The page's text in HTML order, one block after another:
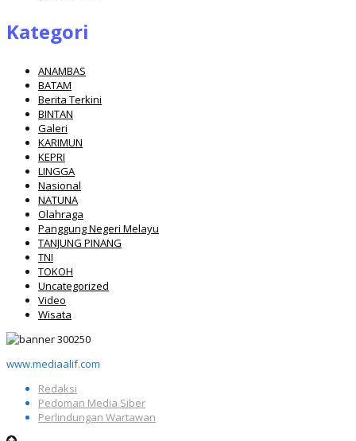
Kategori
ANAMBAS
BATAM
Berita Terkini
BINTAN
Galeri
KARIMUN
KEPRI
LINGGA
Nasional
NATUNA
Olahraga
Panggung Negeri Melayu
TANJUNG PINANG
TNI
TOKOH
Uncategorized
Video
Wisata
www.mediaalif.com
Redaksi
Pedoman Media Siber
Perlindungan Wartawan